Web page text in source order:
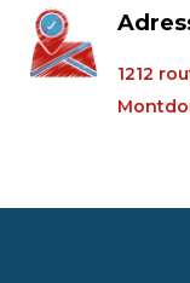
1212